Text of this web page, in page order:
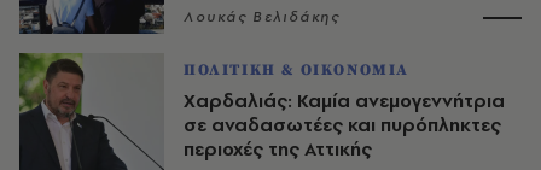
Λουκάς Βελιδάκης
ΠΟΛΙΤΙΚΗ & ΟΙΚΟΝΟΜΙΑ
Χαρδαλιάς: Καμία ανεμογεννήτρια
σε αναδασωτέες και πυρόπληκτες
περιοχές της Αττικής